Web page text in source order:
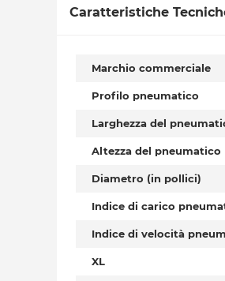
Caratteristiche
Marchio commerciale
Profilo pneumatico
Larghezza del
Altezza del pneumatico
Diametro (in pollici)
Indice di carico
Indice di velocità
XL